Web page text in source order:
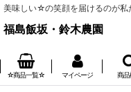
美味しい☆の笑顔を届けるのが私
福島飯坂・鈴木農園
☆商品一覧☆ マイページ 商品